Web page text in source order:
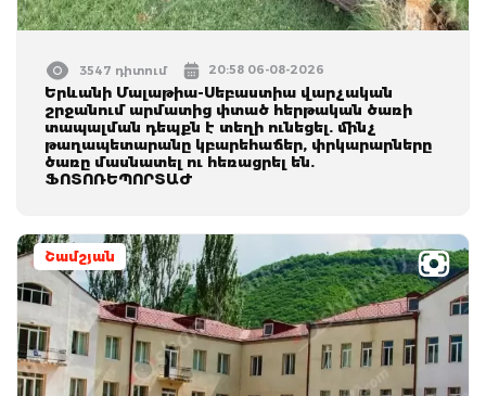
3547 դիտում 20:58 06-08-2026
Երևանի Մալաթիա-Սեբաստիա վարչական
շրջանում արմատից փտած հերթական ծառի
տապալման դեպքն է տեղի ունեցել. մինչ
թաղապետարանը կբարեհաճեր, փրկարարները
ծառը մասնատել ու հեռացրել են.
ՖՈՏՈՌԵՊՈՐՏԱԺ
Շամշյան